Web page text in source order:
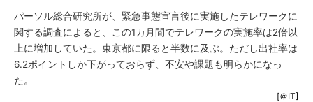
パーソル総合研究所が、緊急事態宣言後に実施したテレワークに
関する調査によると、この1カ月間でテレワークの実施率は2倍以
上に増加していた。東京都に限ると半数に及ぶ。ただし出社率は
6.2ポイントしか下がっておらず、不安や課題も明らかになっ
た。
[＠IT]